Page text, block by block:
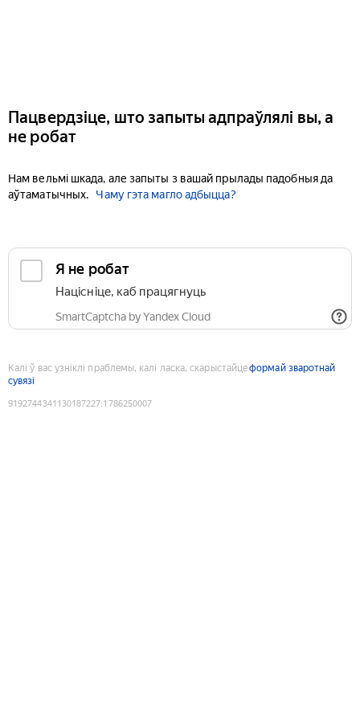
Пацвердзіце, што запыты адпраўлялі вы, а
не робат
Нам вельмі шкада, але запыты з вашай прылады падобныя да
аўтаматычных.
Чаму гэта магло адбыцца?
Я не робат
Націсніце, каб працягнуць
SmartCaptcha by Yandex Cloud
Калі ў вас узніклі праблемы, калі ласка, скарыстайцеформай зваротнай
сувязі
9192744341130187227:1786250007